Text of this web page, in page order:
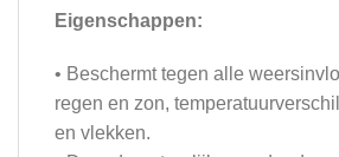
Eigenschappen:
• Beschermt tegen alle
regen en zon,
en vlekken.